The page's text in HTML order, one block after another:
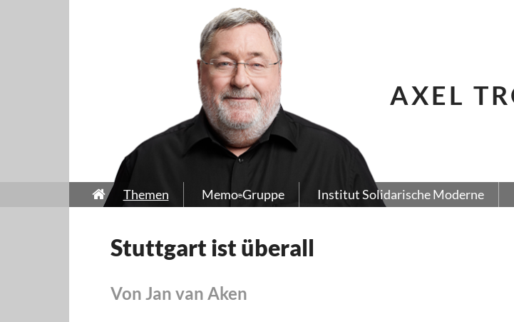
AXEL
Themen Memo-Gruppe Institut Solidarische Moderne
Stuttgart ist überall
Von Jan van Aken